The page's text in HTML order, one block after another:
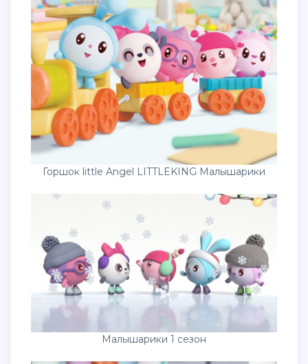
Горшок little Angel LITTLEKING Малышарики
Малышарики 1 сезон